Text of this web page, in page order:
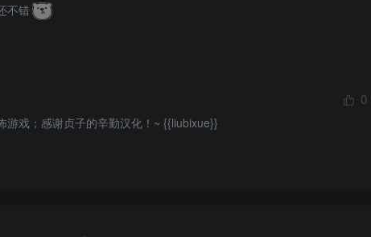
不错
0
游戏；感谢贞子的辛勤汉化！~ {{liubixue}}